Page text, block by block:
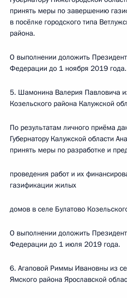
принять меры по завершению
в посёлке городского типа
района.
О выполнении доложить
Федерации до 1 ноября 2019 года.
5. Шамонина Валерия Павловича
Козельского района Калужской
По результатам личного приёма
Губернатору Калужской области
принять меры по разработке и
проведения работ и их
газификации жилых
домов в селе Булатово
О выполнении доложить
Федерации до 1 июля 2019 года.
6. Агаповой Риммы Ивановны из
Ямского района Ярославской